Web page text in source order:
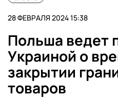
28 ФЕВРАЛЯ 2024 15:38
Польша ведет
Украиной о
закрытии
товаров